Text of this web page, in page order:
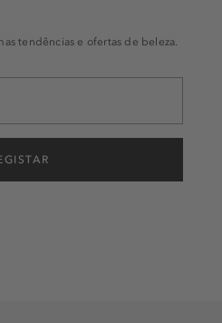
tendências e ofertas de beleza.